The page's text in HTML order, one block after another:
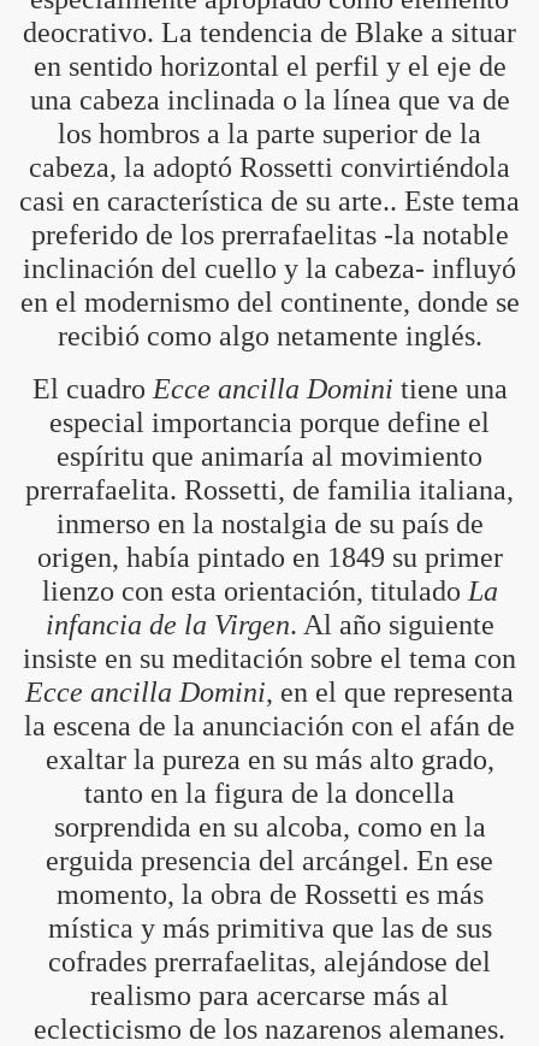
deocrativo. La tendencia de Blake a situar
en sentido horizontal el perfil y el eje de
una cabeza inclinada o la línea que va de
los hombros a la parte superior de la
cabeza, la adoptó Rossetti convirtiéndola
casi en característica de su arte.. Este tema
preferido de los prerrafaelitas -la notable
inclinación del cuello y la cabeza- influyó
en el modernismo del continente, donde se
recibió como algo netamente inglés.
El cuadro Ecce ancilla Domini tiene una
especial importancia porque define el
espíritu que animaría al movimiento
prerrafaelita. Rossetti, de familia italiana,
inmerso en la nostalgia de su país de
origen, había pintado en 1849 su primer
lienzo con esta orientación, titulado La
infancia de la Virgen. Al año siguiente
insiste en su meditación sobre el tema con
Ecce ancilla Domini, en el que representa
la escena de la anunciación con el afán de
exaltar la pureza en su más alto grado,
tanto en la figura de la doncella
sorprendida en su alcoba, como en la
erguida presencia del arcángel. En ese
momento, la obra de Rossetti es más
mística y más primitiva que las de sus
cofrades prerrafaelitas, alejándose del
realismo para acercarse más al
eclecticismo de los nazarenos alemanes.